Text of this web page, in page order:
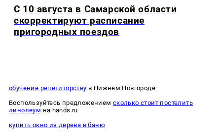
С 10 августа в Самарской области
скорректируют расписание
пригородных поездов
обучение репетиторству в Нижнем Новгороде
Воспользуйтесь предложением сколько стоит постелить
линолеум на hands.ru
купить окно из дерева в баню